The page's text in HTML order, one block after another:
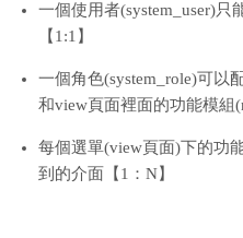
一個使用者(system_user)只
【1:1】
一個角色(system_role)可以
和view頁面裡面的功能模組
每個選單(view頁面)下的功
到的介面【1：N】